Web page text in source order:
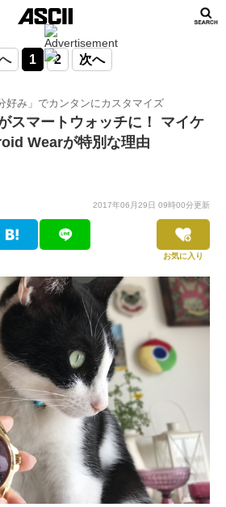
1 2 次へ
好み」でカンタンにカスタマイズ
スマートウォッチに！ マイケ
Wearが特別な理由
2017年06月29日 09時00分更新
お気に入り